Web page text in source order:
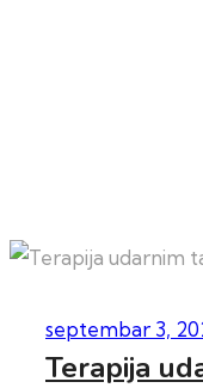
septembar 3,
Terapija